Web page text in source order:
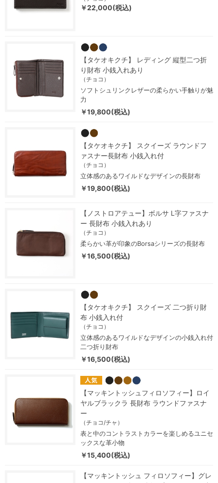
￥22,000(税込)
【タケオキクチ】 レディング 縦型二つ折
り財布 小銭入れあり
（チョコ）
ソフトシュリンクレザーの柔らかい手触りが魅
力
￥19,800(税込)
【タケオキクチ】 スクイーズ ラウンドフ
ァスナー長財布 小銭入れ付
（チョコ）
立体感のあるワイルドなデザインの長財布
￥19,800(税込)
【ノストロアテュー】ボルサ L字ファスナ
ー 長財布 小銭入れあり
（チョコ）
柔らかい革が印象のBorsaシリーズの長財布
￥16,500(税込)
【タケオキクチ】 スクイーズ 二つ折り財
布 小銭入れ付
（チョコ）
立体感のあるワイルドなデザインの小銭入れ付
二つ折り財布
￥16,500(税込)
【マッキントッシュフィロソフィー】ロイ
ヤルブラックラ 長財布 ラウンドファスナ
ー
（チョコ/チャ）
表と中のコントラストカラーを楽しめるユニセ
ックスな革小物
￥15,400(税込)
【マッキントッシュ フィロソフィー】グレ